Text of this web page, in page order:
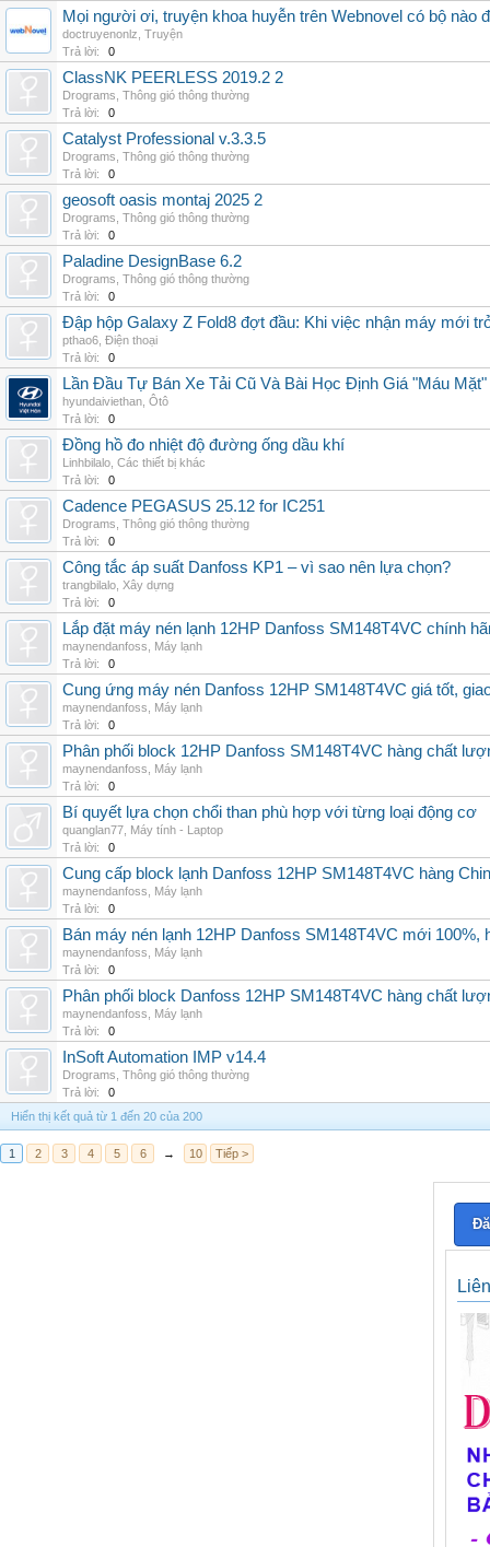
Mọi người ơi, truyện khoa huyễn trên Webnovel có bộ nào
doctruyenonlz Truyện
Trả lời:
0
ClassNK PEERLESS 2019.2 2
Drograms Thông gió thông thường
Trả lời:
0
Catalyst Professional v.3.3.5
Drograms Thông gió thông thường
Trả lời:
0
geosoft oasis montaj 2025 2
Drograms Thông gió thông thường
Trả lời:
0
Paladine DesignBase 6.2
Drograms Thông gió thông thường
Trả lời:
0
Đập hộp Galaxy Z Fold8 đợt đầu: Khi việc nhận máy mới
pthao6 Điện thoại
Trả lời:
0
Lần Đầu Tự Bán Xe Tải Cũ Và Bài Học Định Giá "Máu
hyundaiviethan Ôtô
Trả lời:
0
Đồng hồ đo nhiệt độ đường ống dầu khí
Linhbilalo Các thiết bị khác
Trả lời:
0
Cadence PEGASUS 25.12 for IC251
Drograms Thông gió thông thường
Trả lời:
0
Công tắc áp suất Danfoss KP1 – vì sao nên lựa chọn?
trangbilalo Xây dựng
Trả lời:
0
Lắp đặt máy nén lạnh 12HP Danfoss SM148T4VC chính
maynendanfoss
Máy lạnh
Trả lời:
0
Cung ứng máy nén Danfoss 12HP SM148T4VC giá tốt,
maynendanfoss
Máy lạnh
Trả lời:
0
Phân phối block 12HP Danfoss SM148T4VC hàng chất
maynendanfoss
Máy lạnh
Trả lời:
0
Bí quyết lựa chọn chổi than phù hợp với từng loại động cơ
quanglan77 Máy tính - Laptop
Trả lời:
0
Cung cấp block lạnh Danfoss 12HP SM148T4VC hàng
maynendanfoss
Máy lạnh
Trả lời:
0
Bán máy nén lạnh 12HP Danfoss SM148T4VC mới
maynendanfoss
Máy lạnh
Trả lời:
0
Phân phối block Danfoss 12HP SM148T4VC hàng chất
maynendanfoss
Máy lạnh
Trả lời:
0
InSoft Automation IMP v14.4
Drograms Thông gió thông thường
Trả lời:
0
Hiển thị kết quả từ 1 đến 20 của 200
1 2 3 4 5 6 → 10 Tiếp >